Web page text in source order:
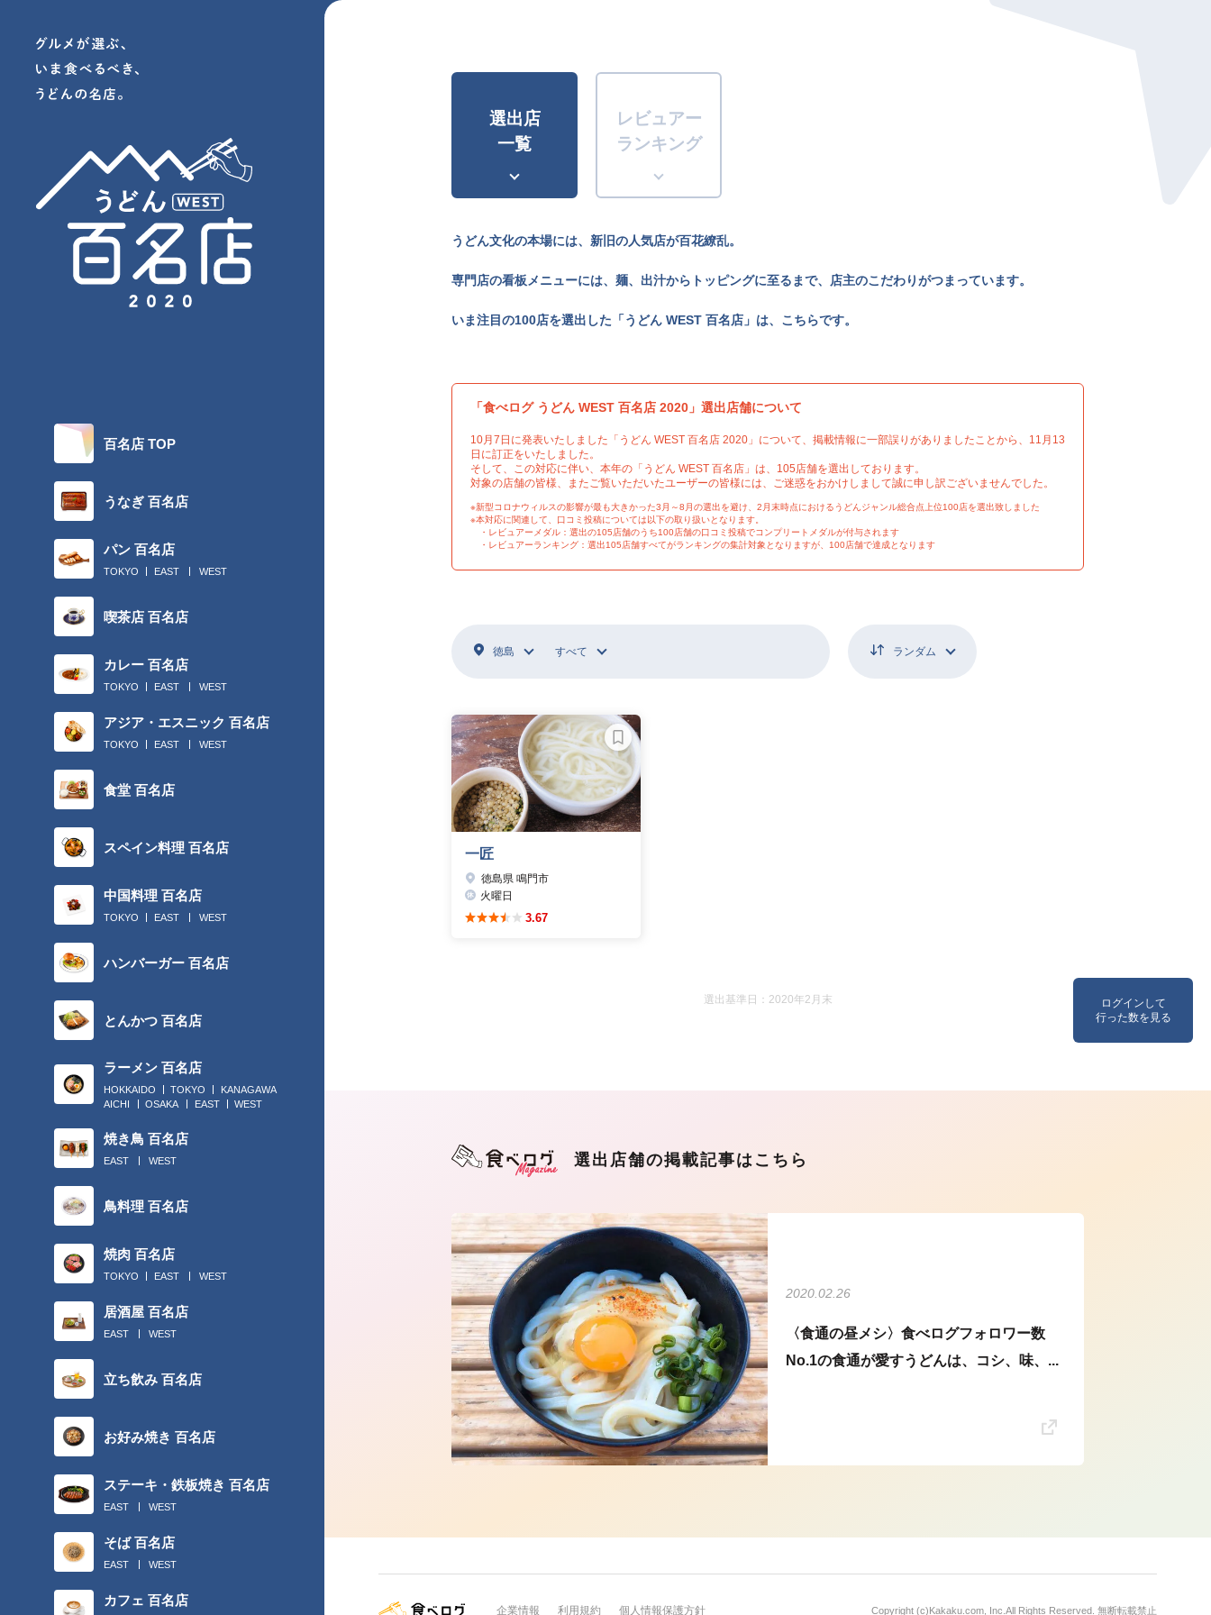
百名店 TOP
うなぎ 百名店
パン 百名店
TOKYO EAST WEST
喫茶店 百名店
カレー 百名店
TOKYO EAST WEST
アジア・エスニック 百名店
TOKYO EAST WEST
食堂 百名店
スペイン料理 百名店
中国料理 百名店
TOKYO EAST WEST
ハンバーガー 百名店
とんかつ 百名店
ラーメン 百名店
HOKKAIDO TOKYO
KANAGAWA
AICHI
OSAKA EAST WEST
焼き鳥 百名店
EAST WEST
鳥料理 百名店
焼肉 百名店
TOKYO EAST WEST
居酒屋 百名店
EAST WEST
立ち飲み 百名店
お好み焼き 百名店
ステーキ・鉄板焼き 百名店
EAST WEST
そば 百名店
EAST WEST
カフェ 百名店
選出店
一覧
レビュアー
ランキング
うどん文化の本場には、新旧の人気店が百花繚乱。
専門店の看板メニューには、麺、出汁からトッピングに至るまで、店主のこだわりがつまっています。
いま注目の100店を選出した「うどん WEST 百名店」は、こちらです。
「食べログ うどん WEST 百名店 2020」選出店舗について
10月7日に発表いたしました「うどん WEST 百名店 2020」について、掲載情報に一部誤りがありましたことから、11月13
日に訂正をいたしました。
そして、この対応に伴い、本年の「うどん WEST 百名店」は、105店舗を選出しております。
対象の店舗の皆様、またご覧いただいたユーザーの皆様には、ご迷惑をおかけしまして誠に申し訳ございませんでした。
※新型コロナウィルスの影響が最も大きかった3月～8月の選出を避け、2月末時点におけるうどんジャンル総合点上位100店を選出致しました
※本対応に関連して、口コミ投稿については以下の取り扱いとなります。
・レビュアーメダル：選出の105店舗のうち100店舗の口コミ投稿でコンプリートメダルが付与されます
・レビュアーランキング：選出105店舗すべてがランキングの集計対象となりますが、100店舗で達成となります
徳島 すべて ランダム
一匠
徳島県 鳴門市
火曜日
3.67
選出基準日：2020年2月末
ログインして
行った数を見る
選出店舗の掲載記事はこちら
2020.02.26
〈食通の昼メシ〉食べログフォロワー数
No.1の食通が愛すうどんは、コシ、味、...
企業情報 利用規約 個人情報保護方針 Copyright (c) Kakaku.com, Inc.All Rights Reserved. 無断転載禁止